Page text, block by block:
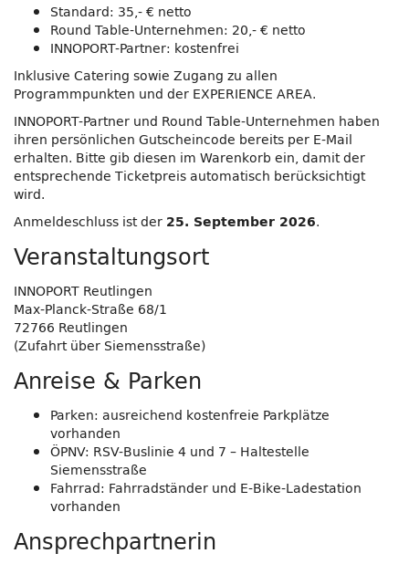
Standard: 35,- € netto
Round Table-Unternehmen: 20,- € netto
INNOPORT-Partner: kostenfrei
Inklusive Catering sowie Zugang zu allen
Programmpunkten und der EXPERIENCE AREA.
INNOPORT-Partner und Round Table-Unternehmen haben
ihren persönlichen Gutscheincode bereits per E-Mail
erhalten. Bitte gib diesen im Warenkorb ein, damit der
entsprechende Ticketpreis automatisch berücksichtigt
wird.
Anmeldeschluss ist der 25. September 2026.
Veranstaltungsort
INNOPORT Reutlingen
Max-Planck-Straße 68/1
72766 Reutlingen
(Zufahrt über Siemensstraße)
Anreise & Parken
Parken: ausreichend kostenfreie Parkplätze
vorhanden
ÖPNV: RSV-Buslinie 4 und 7 – Haltestelle
Siemensstraße
Fahrrad: Fahrradständer und E-Bike-Ladestation
vorhanden
Ansprechpartnerin